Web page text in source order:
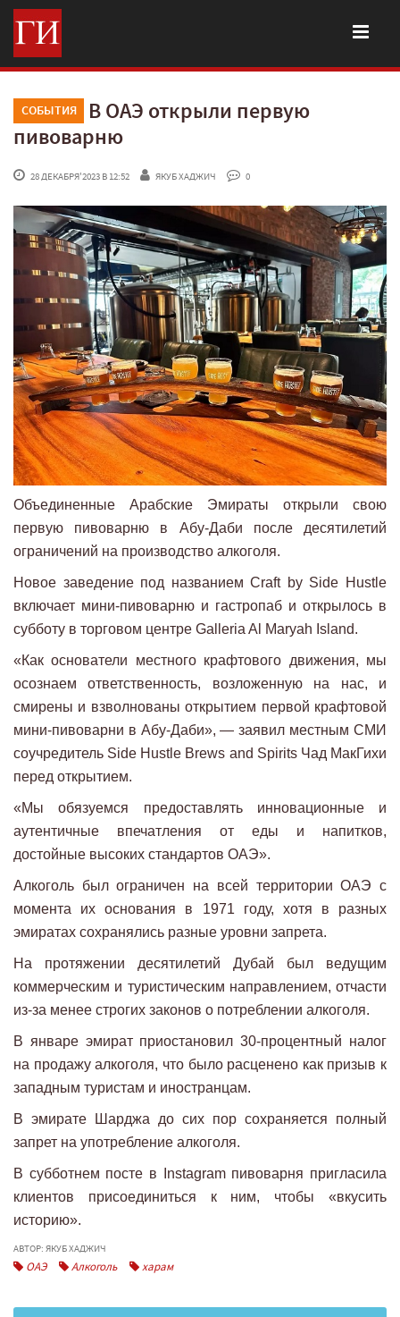
СОБЫТИЯ
В ОАЭ открыли первую
пивоварню
28 ДЕКАБРЯ'2023 В 12:52 ЯКУБ ХАДЖИЧ 0
Объединенные Арабские Эмираты открыли свою
первую пивоварню в Абу-Даби после десятилетий
ограничений на производство алкоголя.
Новое заведение под названием Craft by Side Hustle
включает мини-пивоварню и гастропаб и открылось в
субботу в торговом центре Galleria Al Maryah Island.
«Как основатели местного крафтового движения, мы
осознаем ответственность, возложенную на нас, и
смирены и взволнованы открытием первой крафтовой
мини-пивоварни в Абу-Даби», — заявил местным СМИ
соучредитель Side Hustle Brews and Spirits Чад МакГихи
перед открытием.
«Мы обязуемся предоставлять инновационные и
аутентичные впечатления от еды и напитков,
достойные высоких стандартов ОАЭ».
Алкоголь был ограничен на всей территории ОАЭ с
момента их основания в 1971 году, хотя в разных
эмиратах сохранялись разные уровни запрета.
На протяжении десятилетий Дубай был ведущим
коммерческим и туристическим направлением, отчасти
из-за менее строгих законов о потреблении алкоголя.
В январе эмират приостановил 30-процентный налог
на продажу алкоголя, что было расценено как призыв к
западным туристам и иностранцам.
В эмирате Шарджа до сих пор сохраняется полный
запрет на употребление алкоголя.
В субботнем посте в Instagram пивоварня пригласила
клиентов присоединиться к ним, чтобы «вкусить
историю».
АВТОР: ЯКУБ ХАДЖИЧ
ОАЭ Алкоголь харам